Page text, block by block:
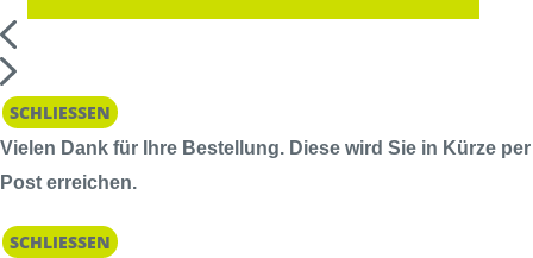
SCHLIESSEN
Vielen Dank für Ihre Bestellung. Diese wird Sie in Kürze per
Post erreichen.
SCHLIESSEN